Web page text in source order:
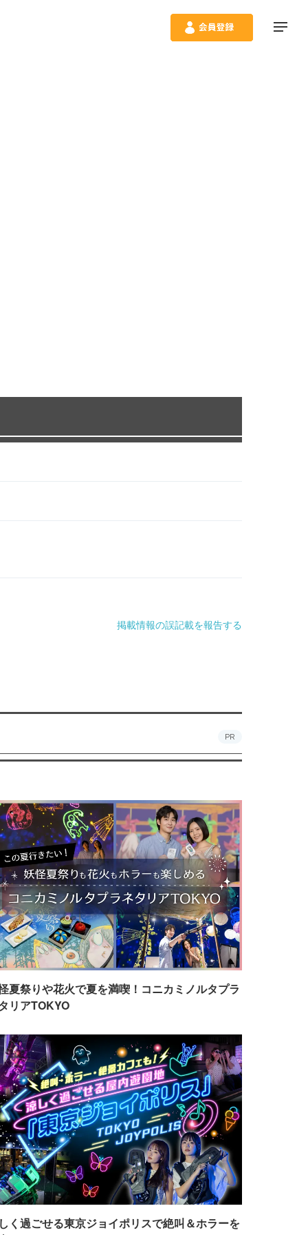
掲載情報の誤記載を報告する
PR
夏祭りや花火で夏を満喫！コニカミノルタプラ
リアTOKYO
く過ごせる東京ジョイポリスで絶叫＆ホラーを